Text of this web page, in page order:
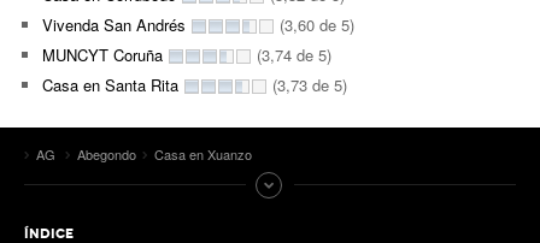
Vivenda San Andrés
(3,60 de 5)
MUNCYT Coruña
(3,74 de 5)
Casa en Santa Rita
(3,73 de 5)
AG Abegondo Casa en Xuanzo
ÍNDICE